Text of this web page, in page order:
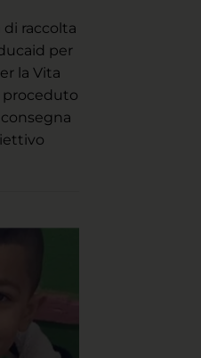
raccolta
per
la Vita
proceduto